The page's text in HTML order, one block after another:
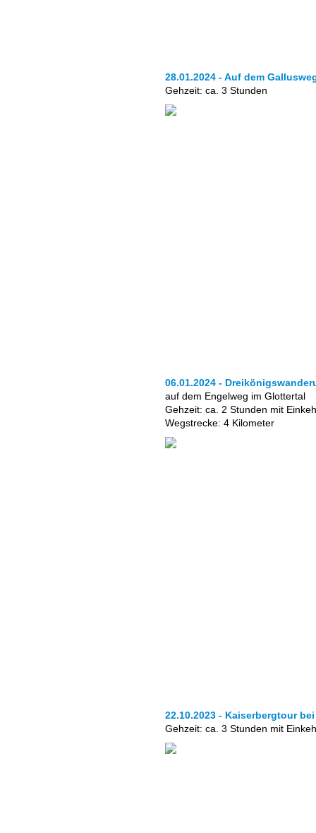
28.01.2024 - Auf dem
Gehzeit: ca. 3 Stunden
06.01.2024 -
auf dem Engelweg im Glottertal
Gehzeit: ca. 2 Stunden mit
Wegstrecke: 4 Kilometer
22.10.2023 - Kaiserbergtour
Gehzeit: ca. 3 Stunden mit